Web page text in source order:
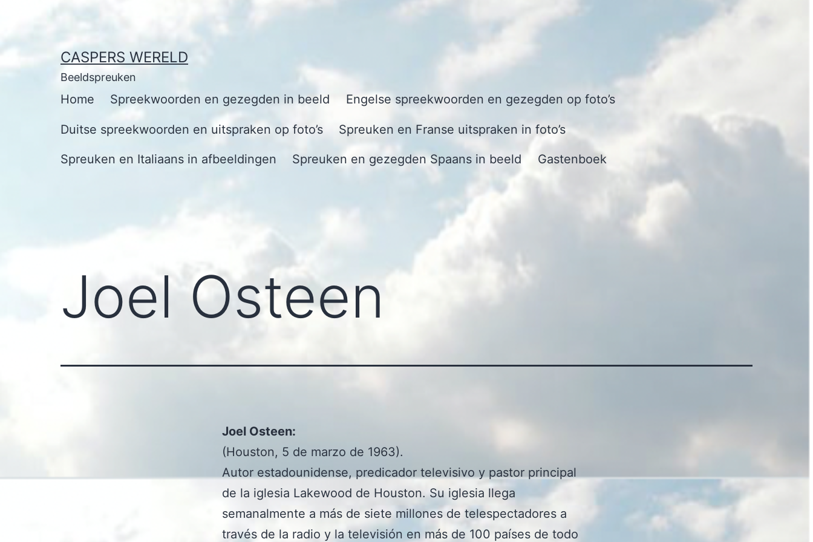
de
CASPERS WERELD
Beeldspreuken
Home Spreekwoorden en gezegden in beeld Engelse spreekwoorden en gezegden op foto’s
Duitse spreekwoorden en uitspraken op foto’s Spreuken en Franse uitspraken in foto’s
Spreuken en Italiaans in afbeeldingen Spreuken en gezegden Spaans in beeld Gastenboek
Joel Osteen
Joel Osteen:
(Houston, 5 de marzo de 1963).
Autor estadounidense, predicador televisivo y pastor principal
de la iglesia Lakewood de Houston. Su iglesia llega
semanalmente a más de siete millones de telespectadores a
través de la radio y la televisión en más de 100 países de todo